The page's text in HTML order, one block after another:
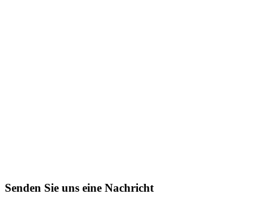
Senden Sie uns eine Nachricht